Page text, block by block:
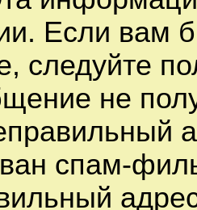
Если вам
следуйте
не
спам-